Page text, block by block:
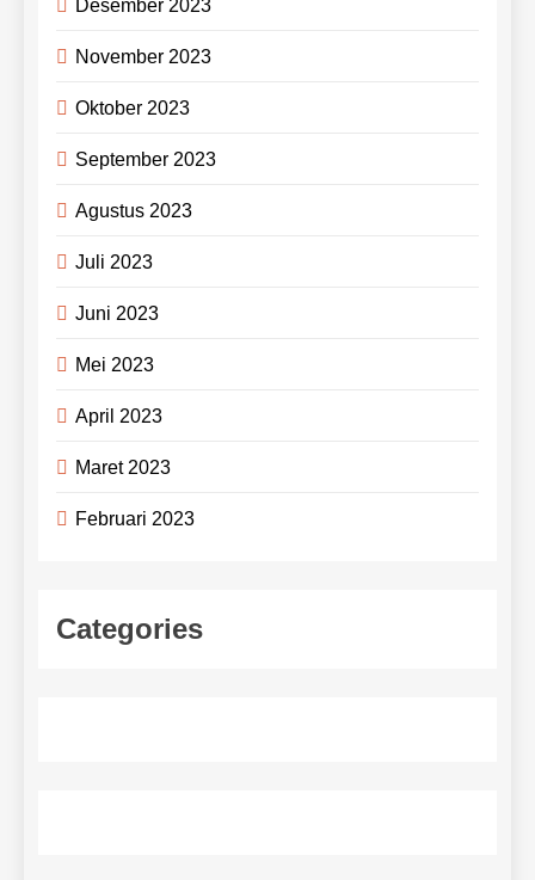
Desember 2023
November 2023
Oktober 2023
September 2023
Agustus 2023
Juli 2023
Juni 2023
Mei 2023
April 2023
Maret 2023
Februari 2023
Categories